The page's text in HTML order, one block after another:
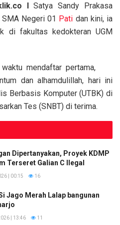
py
Li
k
ar
e
ISatya Sandy Prakasa
Negeri 01 Pati dan kini, ia
di fakultas kedokteran UGM
mendaftar pertama,
dan alhamdulillah, hari ini
Berbasis Komputer (UTBK) di
Tes (SNBT) di terima.
Dipertanyakan, Proyek KDMP
Terseret Galian C Ilegal
| 00:15 16
Jago Merah Lalap bangunan
| 13:46 11